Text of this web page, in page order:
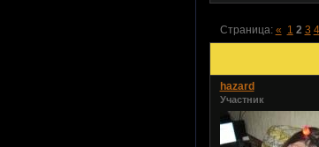
Страница: « 1 2 3 4
hazard
Участник